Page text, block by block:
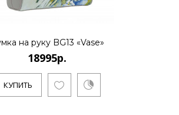
на руку BG13 «Vase»
18995р.
КУПИТЬ